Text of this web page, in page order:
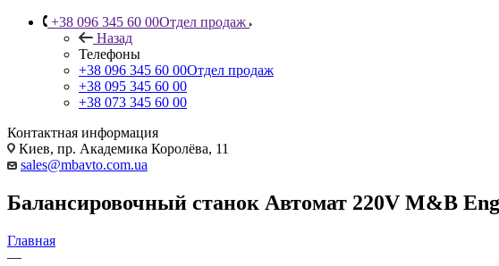
+38 096 345 60 00Отдел продаж
Назад
Телефоны
+38 096 345 60 00Отдел продаж
+38 095 345 60 00
+38 073 345 60 00
Контактная информация
Киев, пр. Академика Королёва, 11
sales@mbavto.com.ua
Балансировочный станок Автомат 220V M&B
Главная
—